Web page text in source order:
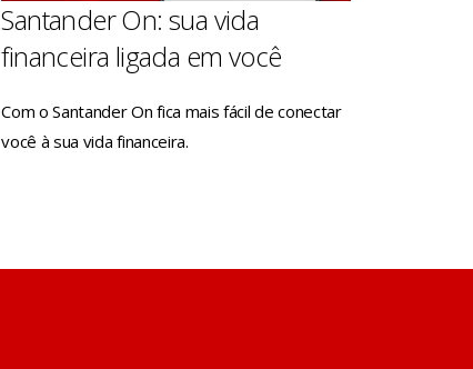
Santander On: sua vida
financeira ligada em você
Com o Santander On fica mais fácil de conectar
você à sua vida financeira.